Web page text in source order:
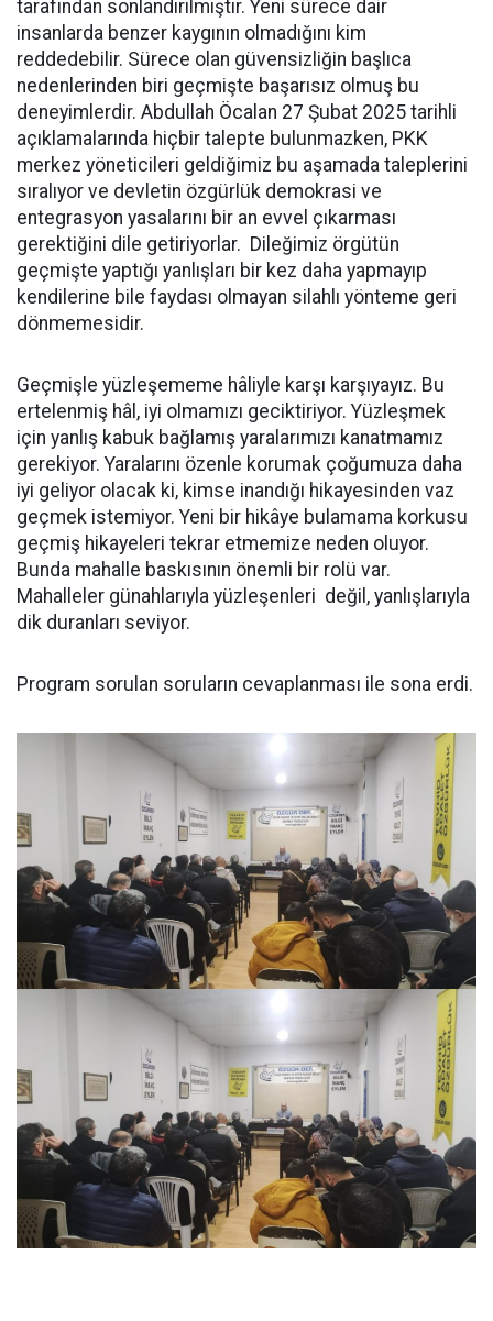
tarafından sonlandırılmıştır. Yeni sürece dair
insanlarda benzer kaygının olmadığını kim
reddedebilir. Sürece olan güvensizliğin başlıca
nedenlerinden biri geçmişte başarısız olmuş bu
deneyimlerdir. Abdullah Öcalan 27 Şubat 2025 tarihli
açıklamalarında hiçbir talepte bulunmazken, PKK
merkez yöneticileri geldiğimiz bu aşamada taleplerini
sıralıyor ve devletin özgürlük demokrasi ve
entegrasyon yasalarını bir an evvel çıkarması
gerektiğini dile getiriyorlar. Dileğimiz örgütün
geçmişte yaptığı yanlışları bir kez daha yapmayıp
kendilerine bile faydası olmayan silahlı yönteme geri
dönmemesidir.
Geçmişle yüzleşememe hâliyle karşı karşıyayız. Bu
ertelenmiş hâl, iyi olmamızı geciktiriyor. Yüzleşmek
için yanlış kabuk bağlamış yaralarımızı kanatmamız
gerekiyor. Yaralarını özenle korumak çoğumuza daha
iyi geliyor olacak ki, kimse inandığı hikayesinden vaz
geçmek istemiyor. Yeni bir hikâye bulamama korkusu
geçmiş hikayeleri tekrar etmemize neden oluyor.
Bunda mahalle baskısının önemli bir rolü var.
Mahalleler günahlarıyla yüzleşenleri değil, yanlışlarıyla
dik duranları seviyor.
Program sorulan soruların cevaplanması ile sona erdi.